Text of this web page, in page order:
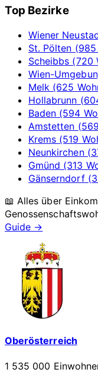
Top Bezirke
Wiener
St. Pölten (985
Scheibbs (720
Wien-
Melk (625
Hollabrunn
Baden (594
Amstetten
Krems (519
Neunkirchen
Gmünd (313
Gänserndorf
📖 Alles über
Guide →
Oberösterreich
1 535 000